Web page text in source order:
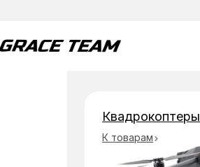
Способы оплаты
К товарам
Квадрокоптеры